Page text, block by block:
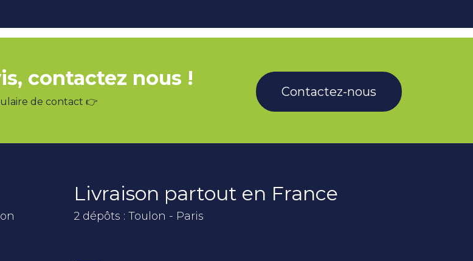
contactez nous !
de contact 👉
Contactez-nous
Livraison partout en France
2 dépôts : Toulon - Paris